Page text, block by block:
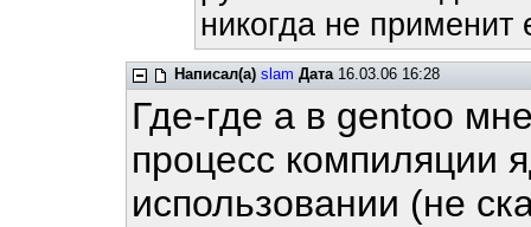
никогда не применит
Написал(а) slam Дата16.03.06 16:28
Где-где а в gentoo
процесс компиляции
использовании (не